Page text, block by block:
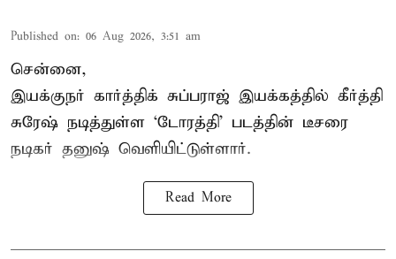
Published on: 06 Aug 2026, 3:51 am
சென்னை,
இயக்குநர் கார்த்திக் சுப்பராஜ் இயக்கத்தில் கீர்த்தி
சுரேஷ் நடித்துள்ள `டோரத்தி' படத்தின் டீசரை
நடிகர் தனுஷ் வெளியிட்டுள்ளார்.
Read More